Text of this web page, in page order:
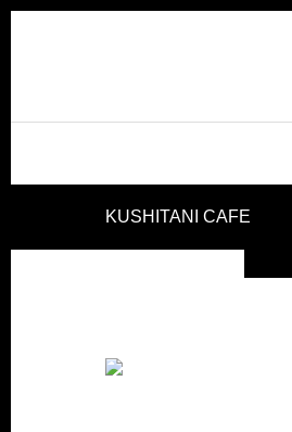
KUSHITANI CAFE